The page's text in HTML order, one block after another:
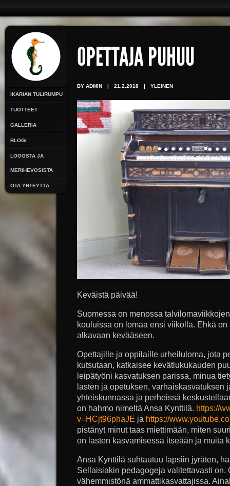
IKARIAN TULIRUMPU
TUOTTEET
GALLERIA
BLOGI
LOGOSTA JA
MERIHEVOSISTA
OTA YHTEYTTÄ
OPETTAJA PUHUU
BY ADMIN | 21.2.2018 | YLEINEN
Keväistä päivää!
Suomessa on menossa
kouluissa on lomaa ensi viikolla. Ehkä
alkavaan kevääseen.
Opettajille ja oppilaille urheiluloma, jota
kutsutaan, katkaisee kevätlukukauden
leipätyöni kasvatuksen parissa, minua
lasten ja opetuksen, varhaiskasvatuksen
yhteiskunnassa ja perheissä
on hahmo nimeltä Ansa Kynttilä. https://
v=HCjt96phaJE ja https://
pistänyt minut taas miettimään, miten
on lasten kasvamisessa itseään ja muita
Ansa Kynttilä suhtautuu lapsiin jyräten,
Sellaisiakin pedagogeja valitettavasti on.
vähemmistönä ammattikasvattajissa.